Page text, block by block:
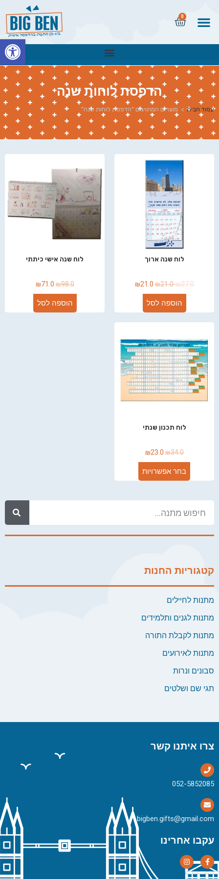
0
הדפסת לוחות שנה
עמוד הבית > מוצרים המתויגים “הדפסת לוחות שנה”
קטגוריות החנות
מתנות לחיילים
מתנות לגנים ותלמידים
מתנות לקבלת התורה
מתנות לאירועים
סבונים ונרות
תגי שם ושלטים
לוח שנה ארוך
₪27.0
₪21.0
₪21.0
הוספה לסל
לוח שנה אישי כיתתי
₪98.0
₪71.0
הוספה לסל
לוח תכנון שנתי
₪34.0
₪23.0
בחר אפשרויות
צרו איתנו קשר
bigben.gifts@gmail.com
עקבו אחרינו